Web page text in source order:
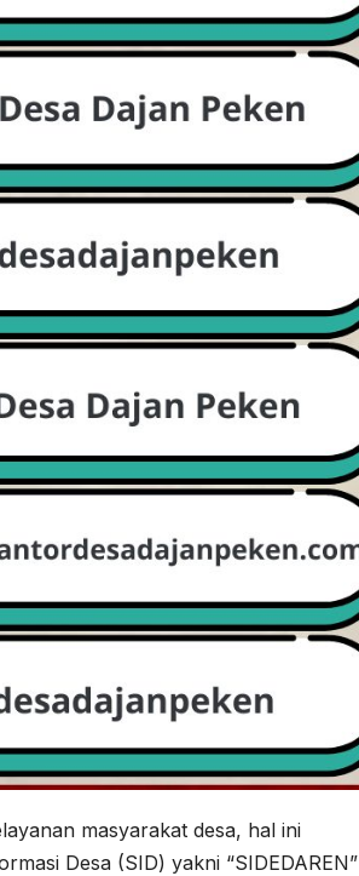
masyarakat desa, hal ini
Desa (SID) yakni “SIDEDAREN”